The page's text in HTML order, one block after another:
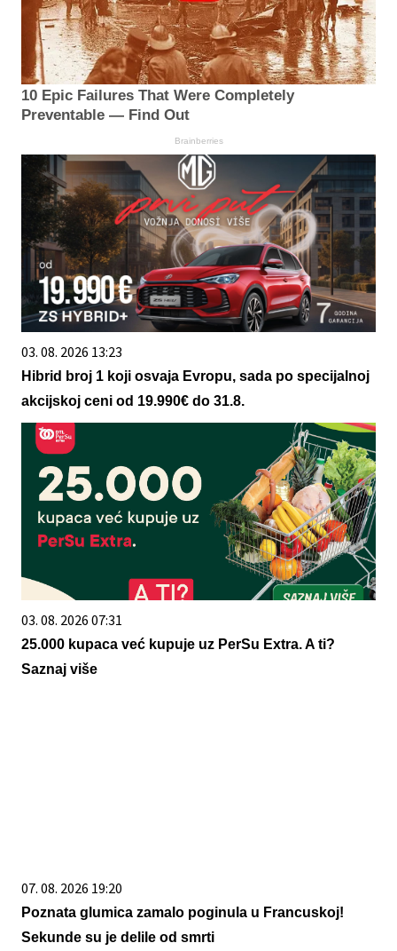
10 Epic Failures That Were Completely
Preventable — Find Out
Brainberries
03. 08. 2026 13:23
Hibrid broj 1 koji osvaja Evropu, sada po specijalnoj
akcijskoj ceni od 19.990€ do 31.8.
03. 08. 2026 07:31
25.000 kupaca već kupuje uz PerSu Extra. A ti?
Saznaj više
07. 08. 2026 19:20
Poznata glumica zamalo poginula u Francuskoj!
Sekunde su je delile od smrti